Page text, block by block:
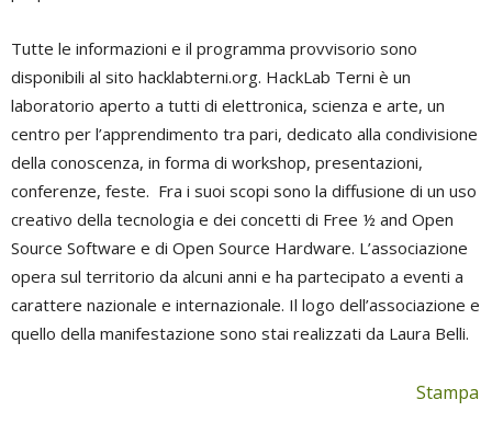
Tutte le informazioni e il programma provvisorio sono
disponibili al sito hacklabterni.org. HackLab Terni è un
laboratorio aperto a tutti di elettronica, scienza e arte, un
centro per l’apprendimento tra pari, dedicato alla condivisione
della conoscenza, in forma di workshop, presentazioni,
conferenze, feste. Fra i suoi scopi sono la diffusione di un uso
creativo della tecnologia e dei concetti di Free ½ and Open
Source Software e di Open Source Hardware. L’associazione
opera sul territorio da alcuni anni e ha partecipato a eventi a
carattere nazionale e internazionale. Il logo dell’associazione e
quello della manifestazione sono stai realizzati da Laura Belli.
Stampa